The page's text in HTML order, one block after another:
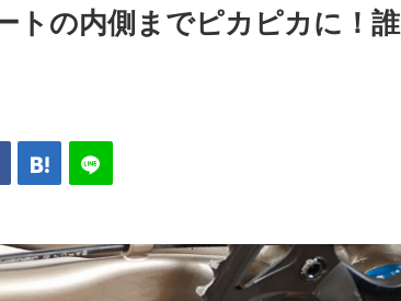
トの内側までピカピカに！誰